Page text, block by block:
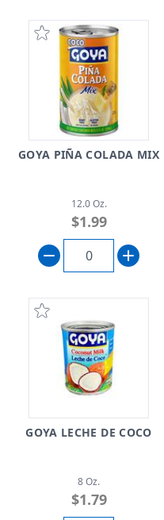
GOYA PIÑA COLADA MIX
12.0 Oz.
$1.99
GOYA LECHE DE COCO
8 Oz.
$1.79